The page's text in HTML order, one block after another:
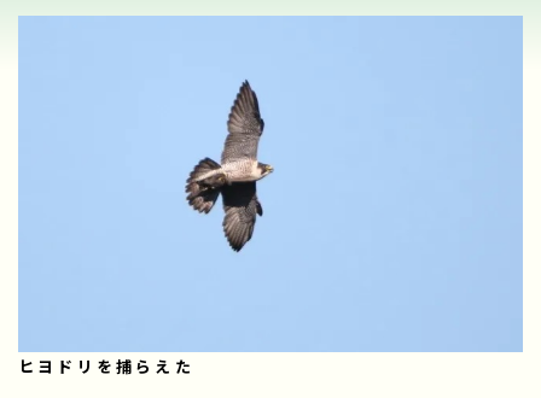
ヒヨドリを捕らえた